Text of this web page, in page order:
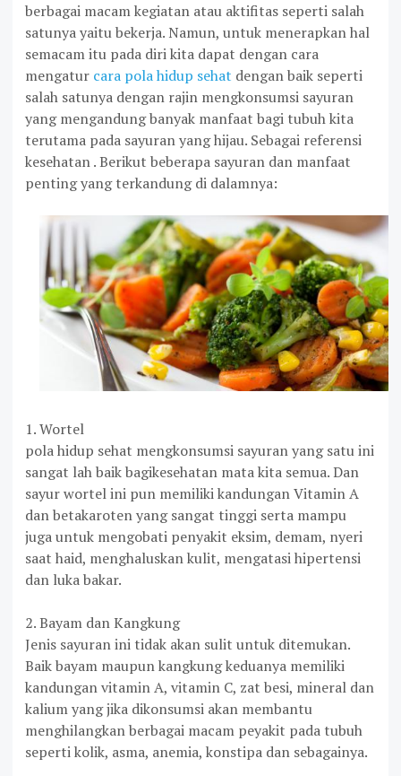
berbagai macam kegiatan atau aktifitas seperti salah
satunya yaitu bekerja. Namun, untuk menerapkan hal
semacam itu pada diri kita dapat dengan cara
mengatur cara pola hidup sehat dengan baik seperti
salah satunya dengan rajin mengkonsumsi sayuran
yang mengandung banyak manfaat bagi tubuh kita
terutama pada sayuran yang hijau. Sebagai referensi
kesehatan . Berikut beberapa sayuran dan manfaat
penting yang terkandung di dalamnya:
1. Wortel
pola hidup sehat mengkonsumsi sayuran yang satu ini
sangat lah baik bagikesehatan mata kita semua. Dan
sayur wortel ini pun memiliki kandungan Vitamin A
dan betakaroten yang sangat tinggi serta mampu
juga untuk mengobati penyakit eksim, demam, nyeri
saat haid, menghaluskan kulit, mengatasi hipertensi
dan luka bakar.
2. Bayam dan Kangkung
Jenis sayuran ini tidak akan sulit untuk ditemukan.
Baik bayam maupun kangkung keduanya memiliki
kandungan vitamin A, vitamin C, zat besi, mineral dan
kalium yang jika dikonsumsi akan membantu
menghilangkan berbagai macam peyakit pada tubuh
seperti kolik, asma, anemia, konstipa dan sebagainya.